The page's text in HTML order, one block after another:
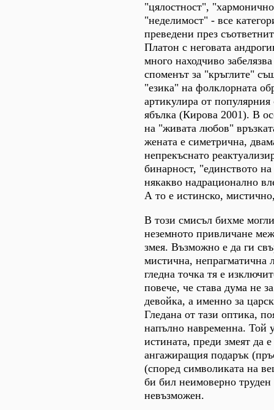
"цялостност",
"неделимост" - все
преведени през
Платон с неговата
много находчиво
споменът за "кръглите"
"езика" на фолклорната
артикулира от популярния
ябълка (Кирова 2001). В
на "живата любов"
жената е симетрична,
непрекъснато
бинарност, "единството
някакво надрационално
А то е истинско,
В този смисъл бихме
неземното привличане
змея. Възможно е да ги
мистична, непрагматична
гледна точка тя е
повече, че става дума не
девойка, а именно за
Гледана от тази оптика,
напълно навременна. Той
истината, преди змеят да
ангажиращия подарък
(според символиката на
би бил неимоверно
невъзможен.